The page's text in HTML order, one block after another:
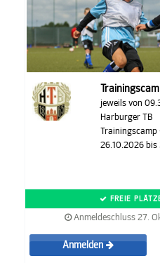
jeweils von
Harburger TB
Trainingscamp
26.10.2026 bis
FREIE
Anmeldeschluss 27.
Anmelden